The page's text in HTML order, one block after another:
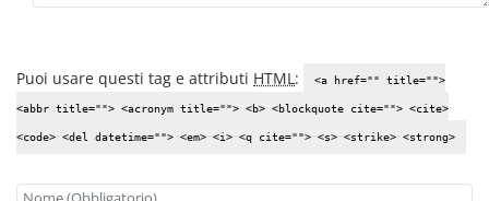
Puoi usare questi tag e attributi HTML: <a href="" title="">
<abbr title=""> <acronym title=""> <b> <blockquote cite=""> <cite>
<code> <del datetime=""> <em> <i> <q cite=""> <s> <strike> <strong>